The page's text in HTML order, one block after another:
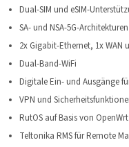
Dual-SIM und eSIM-
SA- und NSA-5G-Architekturen
2x Gigabit-Ethernet, 1x WAN
Dual-Band-WiFi
Digitale Ein- und Ausgänge
VPN und
RutOS auf Basis von OpenWrt
Teltonika RMS für Remote